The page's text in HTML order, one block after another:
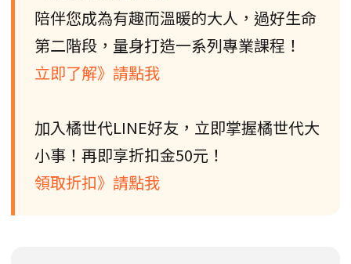
陪伴您成為有趣而溫暖的大人，過好生命
第二階段，量身打造一系列專業課程！
立即了解》請點我
加入橘世代LINE好友，立即掌握橘世代大
小事！再即享折扣金50元！
領取折扣》請點我